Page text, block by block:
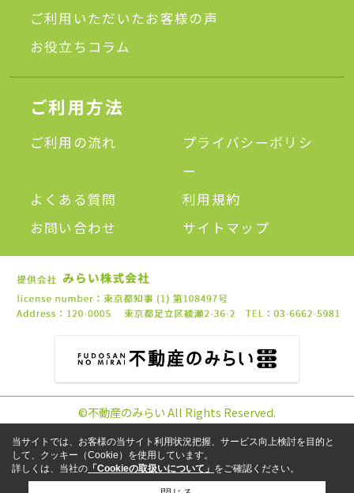
ご利用いただいたお客様の声
お役立ちコラム
ご利用方法
ご利用の流れ
プライバシーポリシ
ー
よくある質問
利用規約
お問い合わせ
サイトマップ
©不動産のみらい All Rights Reserved.
当サイトでは、お客様の当サイト利用状況把握、サービス向上検討を目的と
して、クッキー（Cookie）を使用しています。
詳しくは、当社の 「Cookieの取扱いについて」 をご確認ください。